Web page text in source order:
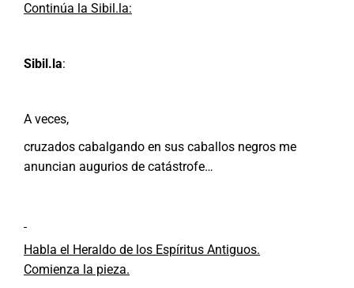
Continúa la Sibil.la:
Sibil.la:
A veces,
cruzados cabalgando en sus caballos negros me
anuncian augurios de catástrofe…
Habla el Heraldo de los Espíritus Antiguos.
Comienza la pieza.